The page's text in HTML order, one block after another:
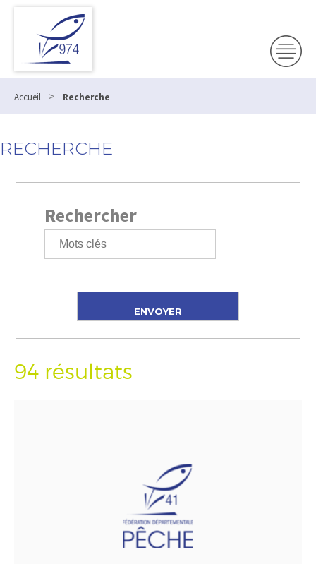
Accueil > Recherche
RECHERCHE
Rechercher
94 résultats